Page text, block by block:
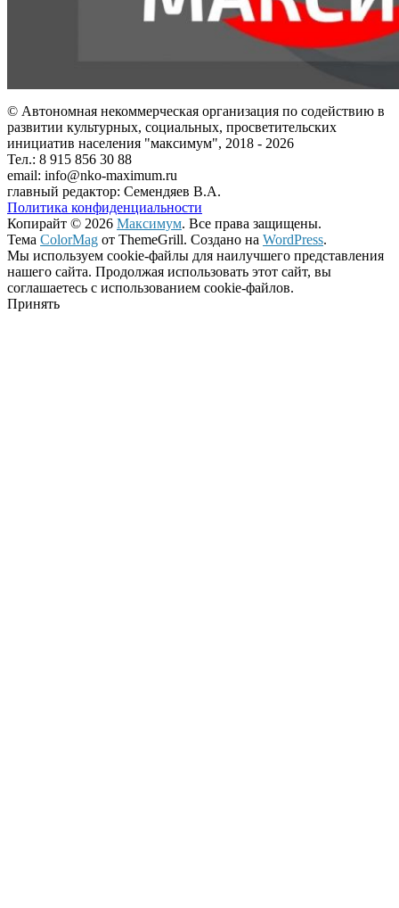
© Автономная некоммерческая организация по содействию в
развитии культурных, социальных, просветительских
инициатив населения "максимум", 2018 - 2026
Тел.: 8 915 856 30 88
email: info@nko-maximum.ru
главный редактор: Семендяев В.А.
Политика конфиденциальности
Копирайт © 2026 Максимум. Все права защищены.
Тема ColorMag от ThemeGrill. Создано на WordPress.
Мы используем cookie-файлы для наилучшего представления
нашего сайта. Продолжая использовать этот сайт, вы
соглашаетесь с использованием cookie-файлов.
Принять